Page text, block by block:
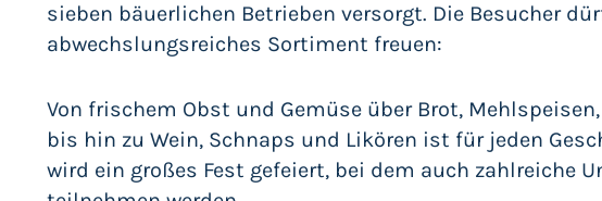
sieben bäuerlichen Betrieben versorgt. Die Besucher
abwechslungsreiches Sortiment freuen:
Von frischem Obst und Gemüse über Brot,
bis hin zu Wein, Schnaps und Likören ist für jeden
wird ein großes Fest gefeiert, bei dem auch zahlreiche